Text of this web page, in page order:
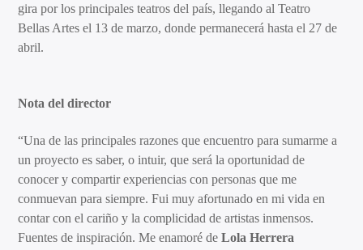
gira por los principales teatros del país, llegando al Teatro
Bellas Artes el 13 de marzo, donde permanecerá hasta el 27 de
abril.
Nota del director
“Una de las principales razones que encuentro para sumarme a
un proyecto es saber, o intuir, que será la oportunidad de
conocer y compartir experiencias con personas que me
conmuevan para siempre. Fui muy afortunado en mi vida en
contar con el cariño y la complicidad de artistas inmensos.
Fuentes de inspiración. Me enamoré de Lola Herrera